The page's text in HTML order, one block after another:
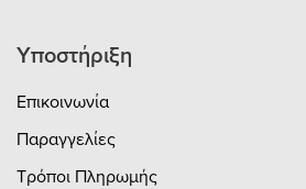
Υποστήριξη
Επικοινωνία
Παραγγελίες
Τρόποι Πληρωμής